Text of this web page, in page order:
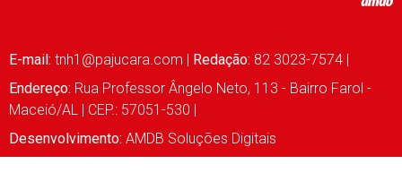
E-mail: tnh1@pajucara.com Redação: 82 3023-7574 |
Endereço: Rua Professor Ângelo Neto, 113 - Bairro Farol -
Maceió/AL | CEP.: 57051-530 |
Desenvolvimento: AMDB Soluções Digitais